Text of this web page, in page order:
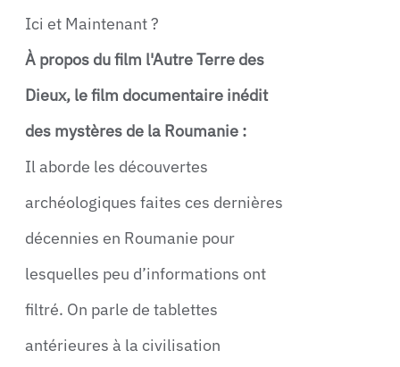
Ici et Maintenant ?
À propos du film l'Autre Terre des
Dieux, le film documentaire inédit
des mystères de la Roumanie :
Il aborde les découvertes
archéologiques faites ces dernières
décennies en Roumanie pour
lesquelles peu d’informations ont
filtré. On parle de tablettes
antérieures à la civilisation